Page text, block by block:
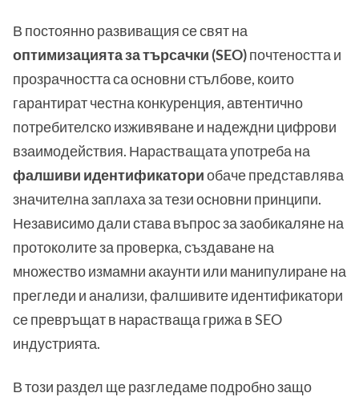
В постоянно развиващия се свят на
оптимизацията за търсачки (SEO)почтеността и
прозрачността са основни стълбове, които
гарантират честна конкуренция, автентично
потребителско изживяване и надеждни цифрови
взаимодействия. Нарастващата употреба на
фалшиви идентификаториобаче представлява
значителна заплаха за тези основни принципи.
Независимо дали става въпрос за заобикаляне на
протоколите за проверка, създаване на
множество измамни акаунти или манипулиране на
прегледи и анализи, фалшивите идентификатори
се превръщат в нарастваща грижа в SEO
индустрията.
В този раздел ще разгледаме подробно защо